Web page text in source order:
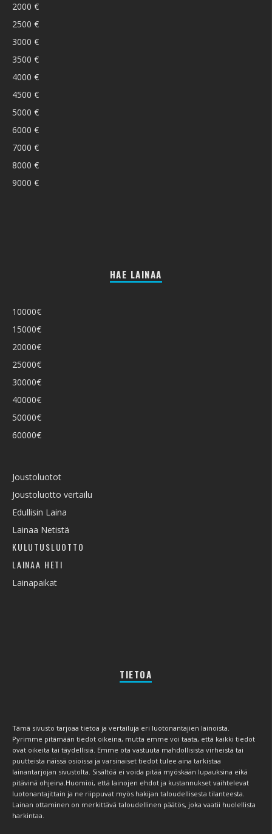
2000 €
2500 €
3000 €
3500 €
4000 €
4500 €
5000 €
6000 €
7000 €
8000 €
9000 €
HAE LAINAA
10000€
15000€
20000€
25000€
30000€
40000€
50000€
60000€
Joustoluotot
Joustoluotto vertailu
Edullisin Laina
Lainaa Netistä
KULUTUSLUOTTO
LAINAA HETI
Lainapaikat
TIETOA
Tämä sivusto tarjoaa tietoa ja vertailuja eri luotonantajien lainoista.
Pyrimme pitämään tiedot oikeina, mutta emme voi taata, että kaikki tiedot
ovat oikeita tai täydellisiä. Emme ota vastuuta mahdollisista virheistä tai
puutteista näissä osioissa ja varsinaiset tiedot tulee aina tarkistaa
lainantarjojan sivustolta. Sisältöä ei voida pitää myöskään lupauksina eikä
pitävinä ohjeina.Huomioi, että lainojen ehdot ja kustannukset vaihtelevat
luotonantajittain ja ne riippuvat myös hakijan taloudellisesta tilanteesta.
Lainan ottaminen on merkittävä taloudellinen päätös, joka vaatii huolellista
harkintaa.